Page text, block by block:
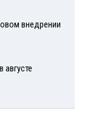
внедрении